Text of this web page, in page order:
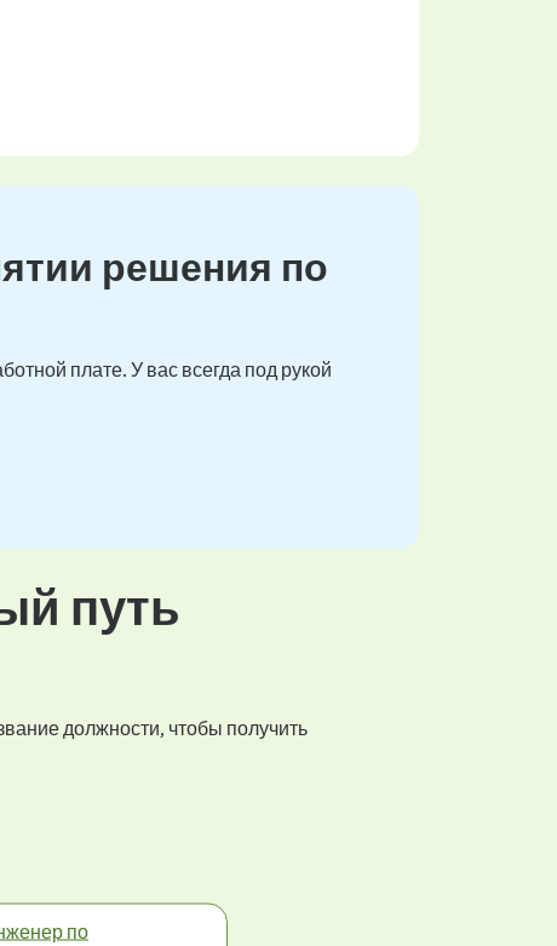
решения по
плате. У вас всегда под рукой
путь
должности, чтобы получить
по